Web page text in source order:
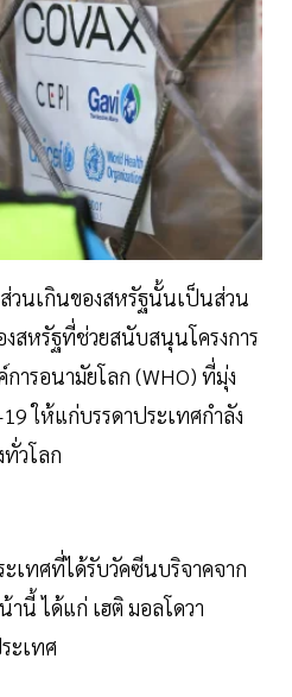
วนเกินของสหรัฐนั้นเป็นส่วน
สหรัฐที่ช่วยสนับสนุนโครงการ
การอนามัยโลก (WHO) ที่มุ่ง
ให้แก่บรรดาประเทศกำลัง
วโลก
ทศที่ได้รับวัคซีนบริจาคจาก
นี้ ได้แก่ เฮติ มอลโดวา
ะเทศ